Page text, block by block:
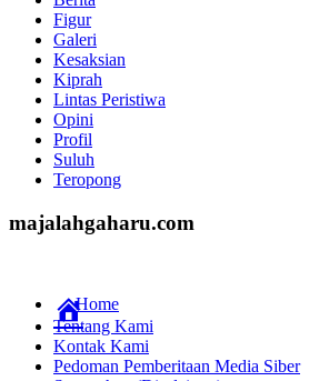
Berita
Figur
Galeri
Kesaksian
Kiprah
Lintas Peristiwa
Opini
Profil
Teropong
Home
Tentang Kami